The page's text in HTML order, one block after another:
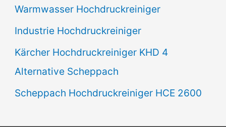
Warmwasser Hochdruckreiniger
Industrie Hochdruckreiniger
Kärcher Hochdruckreiniger KHD 4
Alternative Scheppach
Scheppach Hochdruckreiniger HCE 2600